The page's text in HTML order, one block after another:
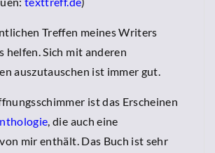
Treffen meines Writers
helfen. Sich mit anderen
auszutauschen ist immer gut.
ist das Erscheinen
, die auch eine
mir enthält. Das Buch ist sehr